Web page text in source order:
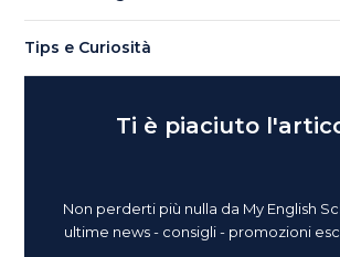
Tips e Curiosità
Ti è piaciuto
Non perderti più nulla da My English
ultime news - consigli - promozioni